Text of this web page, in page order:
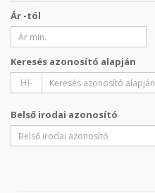
Ár -tól
Keresés azonosító alapján
HI-
Belső irodai azonosító